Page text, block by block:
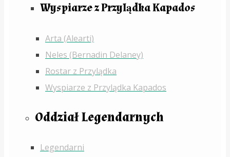
Wyspiarze z Przylądka Kapados
Arta (Alearti)
Neles (Bernadin Delaney)
Rostar z Przylądka
Wyspiarze z Przylądka Kapados
Oddział Legendarnych
Legendarni